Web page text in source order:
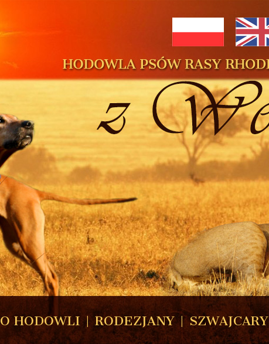
O HODOWLI | RODEZJANY | SZWAJCARY